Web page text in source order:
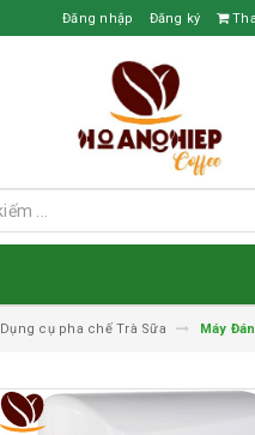
Đăng nhập Đăng ký
Dụng cụ pha chế Trà Sữa Máy